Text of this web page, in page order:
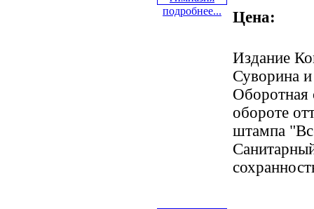
подробнее... Цена:
Издание
Суворина
Оборотная
обороте
штампа